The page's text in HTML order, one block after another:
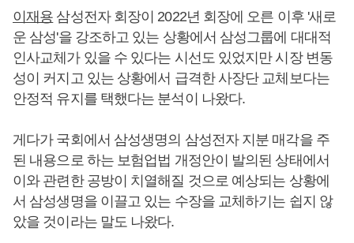
이재용 삼성전자 회장이 2022년 회장에 오른 이후 '새로
운 삼성'을 강조하고 있는 상황에서 삼성그룹에 대대적
인사교체가 있을 수 있다는 시선도 있었지만 시장 변동
성이 커지고 있는 상황에서 급격한 사장단 교체보다는
안정적 유지를 택했다는 분석이 나왔다.
게다가 국회에서 삼성생명의 삼성전자 지분 매각을 주
된 내용으로 하는 보험업법 개정안이 발의된 상태에서
이와 관련한 공방이 치열해질 것으로 예상되는 상황에
서 삼성생명을 이끌고 있는 수장을 교체하기는 쉽지 않
았을 것이라는 말도 나왔다.